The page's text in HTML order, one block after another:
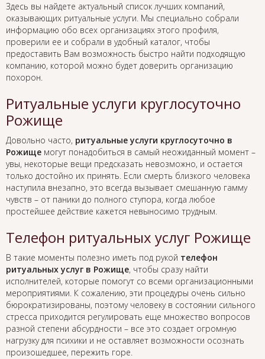
Здесь вы найдете актуальный список лучших компаний,
оказывающих ритуальные услуги. Мы специально собрали
информацию обо всех организациях этого профиля,
проверили ее и собрали в удобный каталог, чтобы
предоставить Вам возможность быстро найти подходящую
компанию, которой можно будет доверить организацию
похорон.
Ритуальные услуги круглосуточно
Рожище
Довольно часто, ритуальные услуги круглосуточно в
Рожище могут понадобиться в самый неожиданный момент –
увы, некоторые вещи предсказать невозможно, и остается
только достойно их принять. Если смерть близкого человека
наступила внезапно, это всегда вызывает смешанную гамму
чувств – от паники до полного ступора, когда любое
простейшее действие кажется невыносимо трудным.
Телефон ритуальных услуг Рожище
В такие моменты полезно иметь под рукой телефон
ритуальных услуг в Рожище, чтобы сразу найти
исполнителей, которые помогут со всеми организационными
мероприятиями. К сожалению, эти процедуры очень сильно
бюрократизированы, поэтому человеку в состоянии сильного
стресса приходится регулировать еще множество вопросов
разной степени абсурдности – все это создает огромную
нагрузку для психики и не оставляет возможности осознать
произошедшее, пережить горе.